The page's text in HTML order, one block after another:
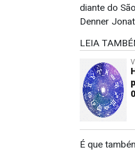
diante do
Denner
LEIA
É que